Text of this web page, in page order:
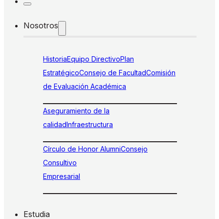
Nosotros
HistoriaEquipo DirectivoPlan
EstratégicoConsejo de FacultadComisión
de Evaluación Académica
Aseguramiento de la
calidadInfraestructura
Círculo de Honor AlumniConsejo
Consultivo
Empresarial
Estudia